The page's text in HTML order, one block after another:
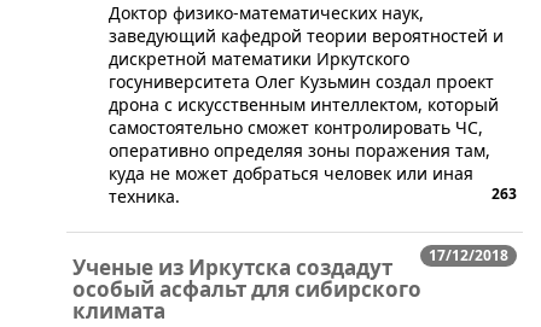
Доктор физико-математических наук,
заведующий кафедрой теории вероятностей и
дискретной математики Иркутского
госуниверситета Олег Кузьмин создал проект
дрона с искусственным интеллектом, который
самостоятельно сможет контролировать ЧС,
оперативно определяя зоны поражения там,
куда не может добраться человек или иная
техника.
263
17/12/2018
Ученые из Иркутска создадут
особый асфальт для сибирского
климата